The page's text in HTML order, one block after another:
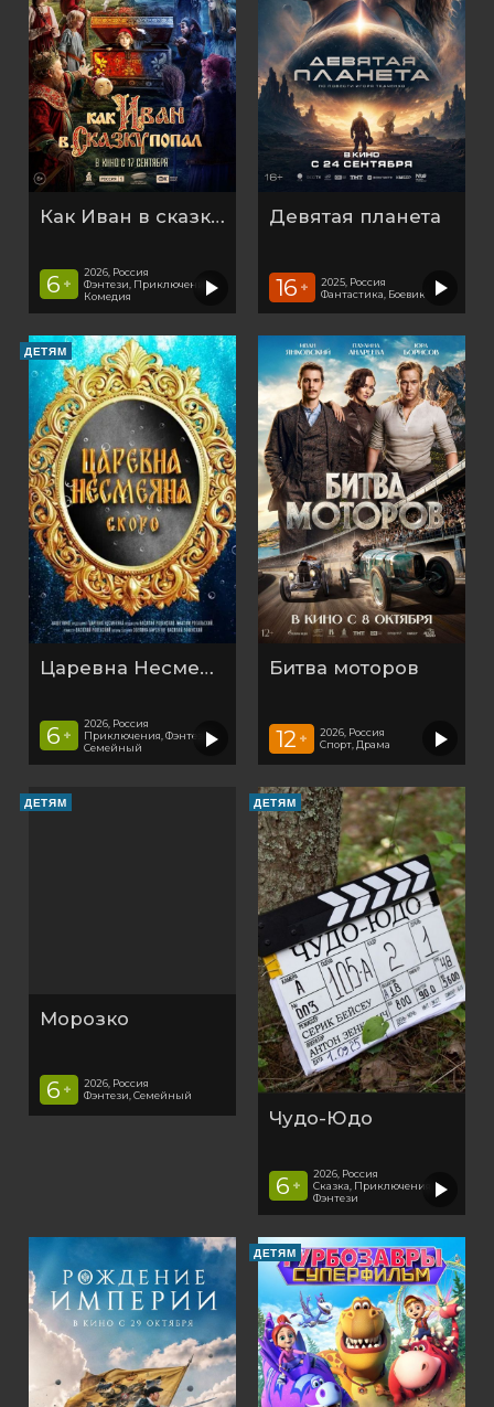
Как Иван в сказку попал
6 +
2026, Россия
Фэнтези, Приключения,
Комедия
Девятая планета
16 +
2025, Россия
Фантастика, Боевик
ДЕТЯМ
Царевна Несмеяна
6 +
2026, Россия
Приключения, Фэнтези,
Семейный
Битва моторов
12 +
2026, Россия
Спорт, Драма
ДЕТЯМ
Морозко
6 +
2026, Россия
Фэнтези, Семейный
ДЕТЯМ
Чудо-Юдо
6 +
2026, Россия
Cказка, Приключения,
Фэнтези
ДЕТЯМ